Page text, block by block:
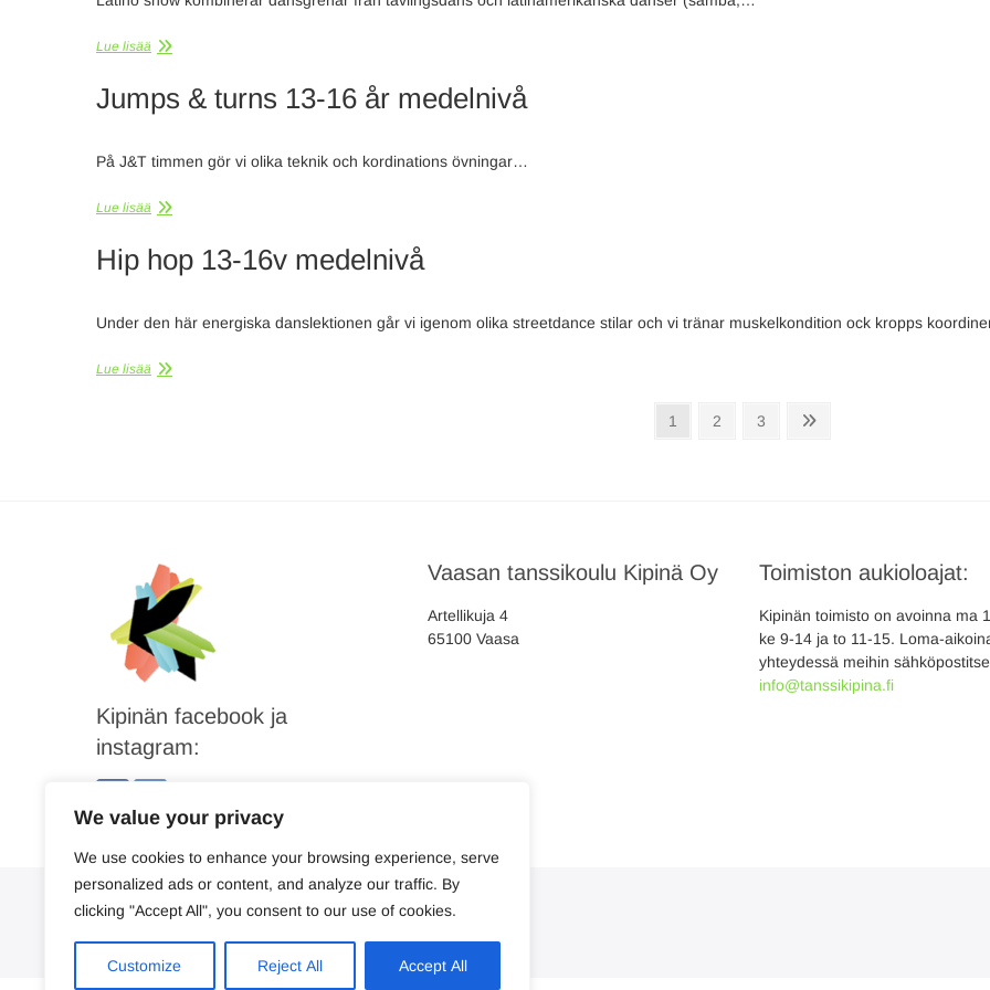
We value your privacy
We use cookies to enhance your browsing experience, serve
personalized ads or content, and analyze our traffic. By
clicking "Accept All", you consent to our use of cookies.
Customize Reject All Accept All
Lue lisää
Jumps & turns 13-16 år medelnivå
På J&T timmen gör vi olika teknik och kordinations övningar…
Lue lisää
Hip hop 13-16v medelnivå
Under den här energiska danslektionen går vi igenom olika streetdance stilar och vi tränar muskelkondition ock kropps
Lue lisää
Page
1 Page
2 Page
3
Next
Kipinän facebook ja
instagram:
Vaasan tanssikoulu Kipinä Oy
Artellikuja 4
65100 Vaasa
Toimiston aukioloajat:
Kipinän toimisto on avoinna ma
ke 9-14 ja to 11-15. Loma-
yhteydessä meihin
info@tanssikipina.fi